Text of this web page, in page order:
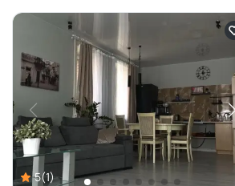
5(1)